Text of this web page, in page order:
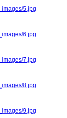
5.jpg
6.jpg
7.jpg
8.jpg
9.jpg